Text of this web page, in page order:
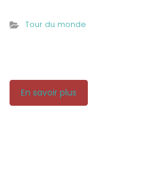
Tour du monde
En savoir plus